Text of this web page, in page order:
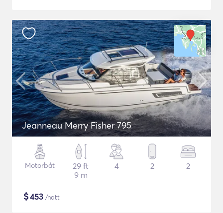
Jeanneau Merry Fisher 795
Motorbåt
29 ft
9 m
4 2 2
$453 /natt